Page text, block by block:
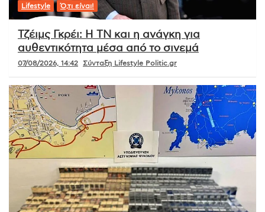
Lifestyle Ό,τι είναι!
Τζέιμς Γκρέι: Η ΤΝ και η ανάγκη για
αυθεντικότητα μέσα από το σινεμά
07/08/2026, 14:42 Σύνταξη Lifestyle Politic.gr